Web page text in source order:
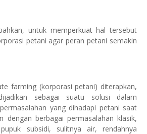
untuk memperkuat hal tersebut
petani agar peran petani semakin
farming (korporasi petani) diterapkan,
sebagai suatu solusi dalam
yang dihadapi petani saat
dengan berbagai permasalahan klasik,
subsidi, sulitnya air, rendahnya